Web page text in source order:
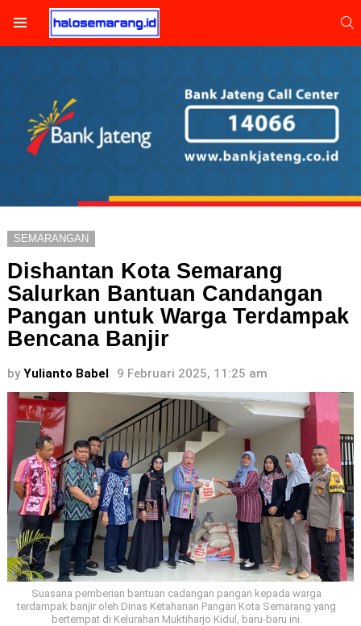
SEMARANGAN
Dishantan Kota Semarang
Salurkan Bantuan Candangan
Pangan untuk Warga Terdampak
Bencana Banjir
by Yulianto Babel 9 Februari 2025, 11:25 am
Suasana pemberian bantuan cadangan pangan kepada warga
terdampak banjir oleh Dinas Ketahanan Pangan Kota Semarang yang
bertempat di Kelurahan Muktiharjo Kidul, baru-baru ini.